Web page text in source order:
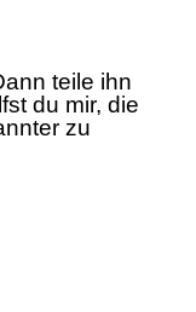
teile ihn
du mir, die
zu